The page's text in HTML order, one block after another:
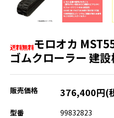
モロオカ
ゴムクローラー 建
販売価格 376,400円(
型番 99832823